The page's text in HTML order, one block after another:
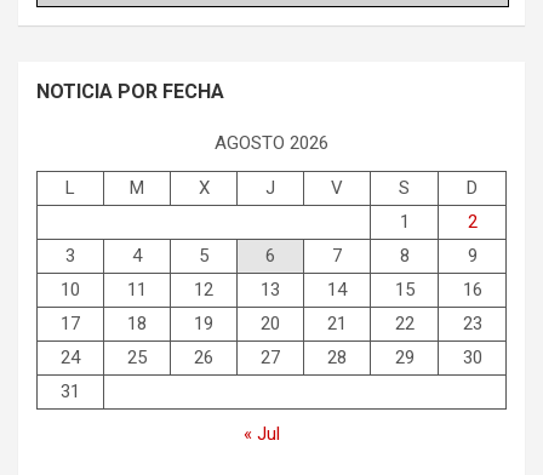
NOTICIA POR FECHA
AGOSTO 2026
L M X J V S
D
1
2
3
4 5 6 7 8
9
10
11 12 13 14 15
16
17
18 19 20 21 22
23
24
25 26 27 28 29
30
31
« Jul